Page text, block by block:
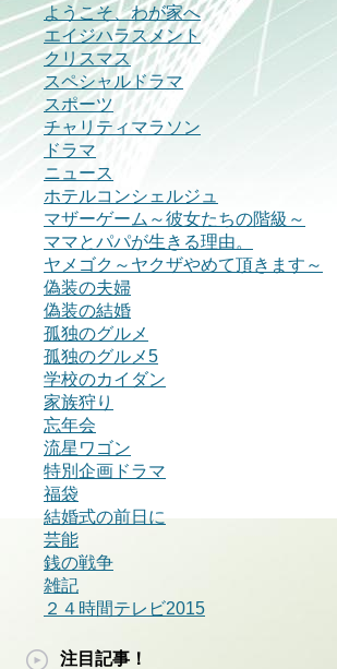
ようこそ、わが家へ
エイジハラスメント
クリスマス
スペシャルドラマ
スポーツ
チャリティマラソン
ドラマ
ニュース
ホテルコンシェルジュ
マザーゲーム～彼女たちの階級～
ママとパパが生きる理由。
ヤメゴク～ヤクザやめて頂きます～
偽装の夫婦
偽装の結婚
孤独のグルメ
孤独のグルメ5
学校のカイダン
家族狩り
忘年会
流星ワゴン
特別企画ドラマ
福袋
結婚式の前日に
芸能
銭の戦争
雑記
２４時間テレビ2015
注目記事！